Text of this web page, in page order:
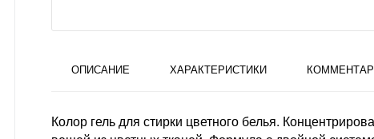
ОПИСАНИЕ ХАРАКТЕРИСТИКИ
Колор гель для стирки цветного белья.